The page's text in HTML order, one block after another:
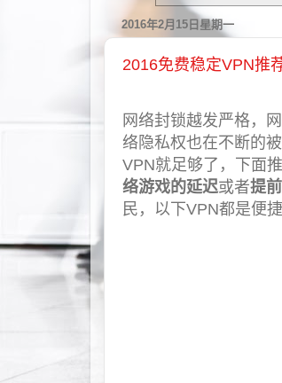
2016年2月15日星期一
2016免费稳定VPN推
网络封锁越发严格，
络隐私权也在不断的
VPN就足够了，下面
络游戏的延迟或者提
民，以下VPN都是便